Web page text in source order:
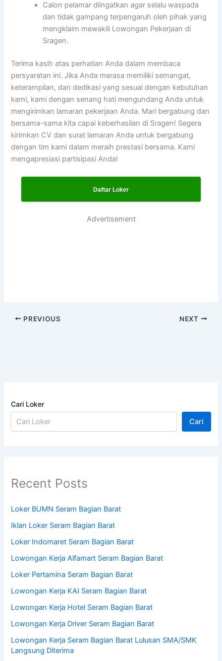
Calon pelamar diingatkan agar selalu waspada
dan tidak gampang terpengaruh oleh pihak yang
mengklaim mewakili Lowongan Pekerjaan di
Sragen.
Terima kasih atas perhatian Anda dalam membaca
persyaratan ini. Jika Anda merasa memiliki semangat,
keterampilan, dan dedikasi yang sesuai dengan kebutuhan
kami, kami dengan senang hati mengundang Anda untuk
mengirimkan lamaran pekerjaan Anda. Mari bergabung dan
bersama-sama kita capai keberhasilan di Sragen! Segera
kirimkan CV dan surat lamaran Anda untuk bergabung
dengan tim kami dalam meraih prestasi bersama. Kami
mengapresiasi partisipasi Anda!
Daftar Loker
Advertisement
PREVIOUS NEXT
Cari Loker
Cari
Recent Posts
Loker BUMN Seram Bagian Barat
Iklan Loker Seram Bagian Barat
Loker Indomaret Seram Bagian Barat
Lowongan Kerja Alfamart Seram Bagian Barat
Loker Pertamina Seram Bagian Barat
Lowongan Kerja KAI Seram Bagian Barat
Lowongan Kerja Hotel Seram Bagian Barat
Lowongan Kerja Driver Seram Bagian Barat
Lowongan Kerja Seram Bagian Barat Lulusan SMA/SMK
Langsung Diterima